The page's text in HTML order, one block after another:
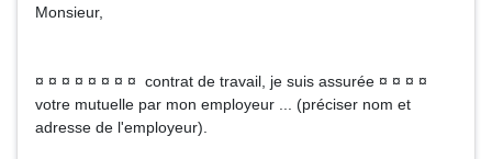
Monsieur,
¤ ¤ ¤ ¤ ¤ ¤ ¤ ¤ contrat de travail, je suis assurée ¤ ¤ ¤ ¤
votre mutuelle par mon employeur ... (préciser nom et
adresse de l'employeur).